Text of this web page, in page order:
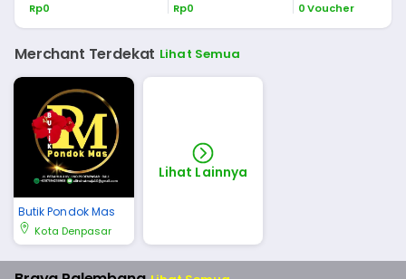
Rp0 Rp0 0 Voucher
Merchant Terdekat Lihat Semua
Butik Pondok Mas
Kota Denpasar
Lihat Lainnya